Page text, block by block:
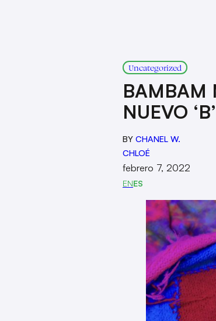
Uncategorized
BAMBAM
NUEVO ‘B’
BY CHANEL W.
CHLOÉ
febrero 7, 2022
ENES